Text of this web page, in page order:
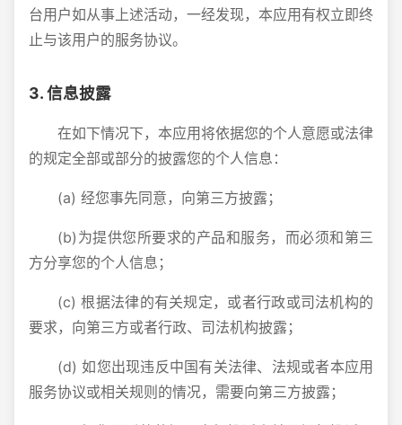
台用户如从事上述活动，一经发现，本应用有权立即终
止与该用户的服务协议。
3. 信息披露
在如下情况下，本应用将依据您的个人意愿或法律
的规定全部或部分的披露您的个人信息：
(a) 经您事先同意，向第三方披露；
(b)为提供您所要求的产品和服务，而必须和第三
方分享您的个人信息；
(c) 根据法律的有关规定，或者行政或司法机构的
要求，向第三方或者行政、司法机构披露；
(d) 如您出现违反中国有关法律、法规或者本应用
服务协议或相关规则的情况，需要向第三方披露；